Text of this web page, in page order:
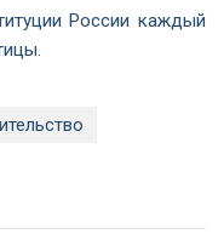
России каждый